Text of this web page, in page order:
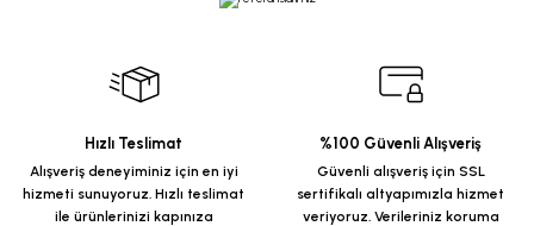
Hızlı Teslimat
Alışveriş deneyiminiz için en iyi
hizmeti sunuyoruz. Hızlı teslimat
ile ürünlerinizi kapınıza
%100 Güvenli Alışveriş
Güvenli alışveriş için SSL
sertifikalı altyapımızla hizmet
veriyoruz. Verileriniz koruma